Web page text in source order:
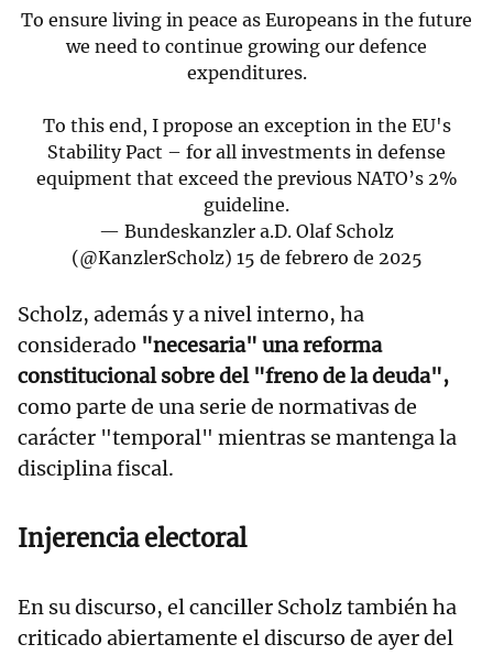
To ensure living in peace as Europeans in the future
we need to continue growing our defence
expenditures.
To this end, I propose an exception in the EU's
Stability Pact – for all investments in defense
equipment that exceed the previous NATO’s 2%
guideline.
— Bundeskanzler a.D. Olaf Scholz
(@KanzlerScholz) 15 de febrero de 2025
Scholz, además y a nivel interno, ha
considerado "necesaria" una reforma
constitucional sobre del "freno de la deuda",
como parte de una serie de normativas de
carácter "temporal" mientras se mantenga la
disciplina fiscal.
Injerencia electoral
En su discurso, el canciller Scholz también ha
criticado abiertamente el discurso de ayer del